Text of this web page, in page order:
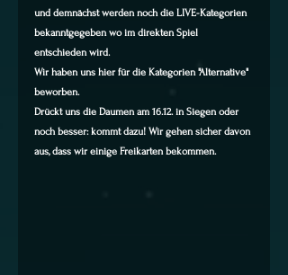
und demnächst werden noch die LIVE-Kategorien
bekanntgegeben wo im direkten Spiel
entschieden wird.
Wir haben uns hier für die Kategorien "Alternative"
beworben.
Drückt uns die Daumen am 16.12. in Siegen oder
noch besser: kommt dazu! Wir gehen sicher davon
aus, dass wir einige Freikarten bekommen.